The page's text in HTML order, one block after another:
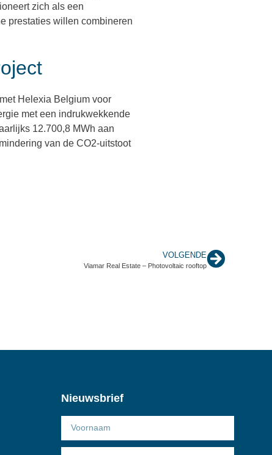
zich als een
prestaties willen combineren
Helexia Belgium voor
met een indrukwekkende
12.700,8 MWh aan
van de CO2-uitstoot
VOLGENDE
Viamar Real Estate – Photovoltaic rooftop
Nieuwsbrief